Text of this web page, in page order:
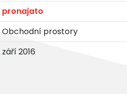
pronajato
Obchodní prostory
září 2016